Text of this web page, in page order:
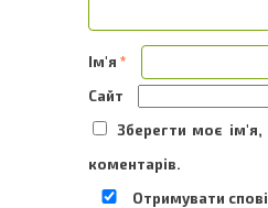
Ім'я *
Сайт
Зберегти моє
коментарів.
Отримувати